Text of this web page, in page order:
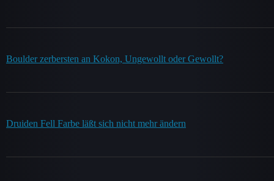
Boulder zerbersten an Kokon, Ungewollt oder Gewollt?
Druiden Fell Farbe läßt sich nicht mehr ändern